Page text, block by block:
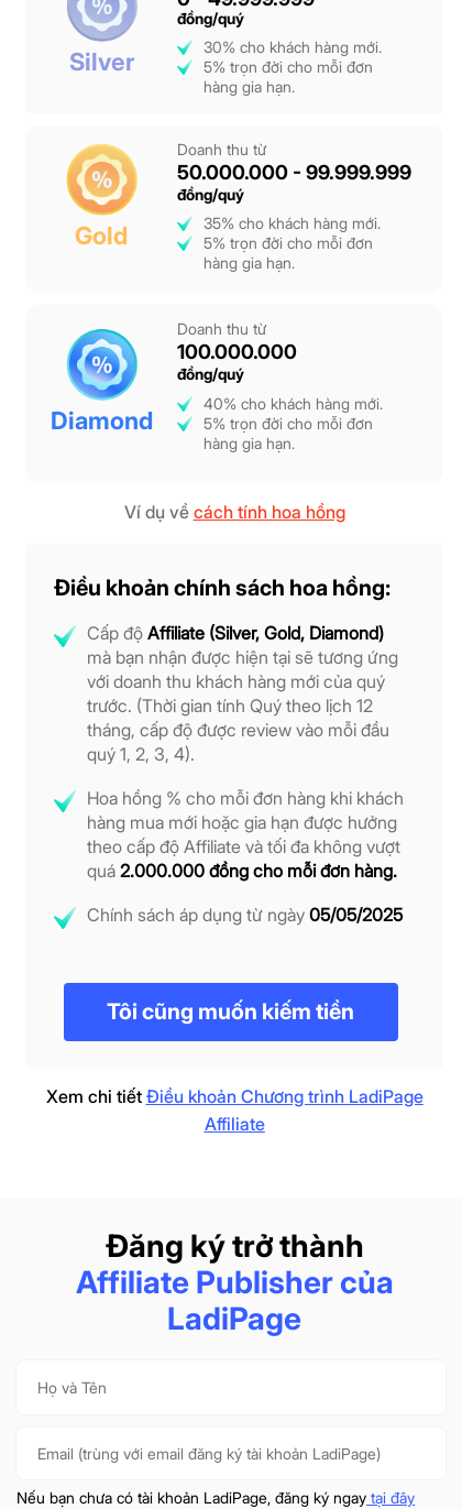
Silver
đồng/quý
30% cho khách hàng mới.
5% trọn đời cho mỗi đơn
hàng gia hạn.
Gold
Doanh thu từ
50.000.000 - 99.999.999
đồng/quý
35% cho khách hàng mới.
5% trọn đời cho mỗi đơn
hàng gia hạn.
Diamond
Doanh thu từ
100.000.000
đồng/quý
40% cho khách hàng mới.
5% trọn đời cho mỗi đơn
hàng gia hạn.
Điều khoản chính sách hoa hồng:
Cấp độ Affiliate (Silver, Gold, Diamond)
mà bạn nhận được hiện tại sẽ tương ứng
với doanh thu khách hàng mới của quý
trước. (Thời gian tính Quý theo lịch 12
tháng, cấp độ được review vào mỗi đầu
quý 1, 2, 3, 4).
Hoa hồng % cho mỗi đơn hàng khi khách
hàng mua mới hoặc gia hạn được hưởng
theo cấp độ Affiliate và tối đa không vượt
quá2.000.000 đồng cho mỗi đơn hàng.
Chính sách áp dụng từ ngày05/05/2025
Tôi cũng muốn kiếm tiền
Ví dụ về cách tính hoa hồng
Xem chi tiết Điều khoản Chương trình LadiPage
Affiliate
Đăng ký trở thành
Affiliate Publisher của
LadiPage
Nếu bạn chưa có tài khoản LadiPage, đăng ký ngay tại đây